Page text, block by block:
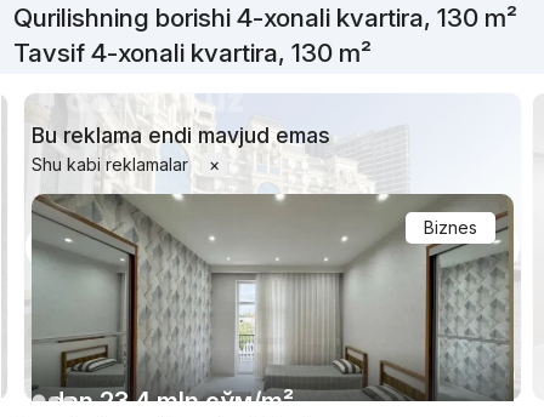
Qurilishning borishi 4-xonali kvartira, 130 m²
Tavsif 4-xonali kvartira, 130 m²
Bu reklama endi mavjud emas
Shu kabi reklamalar ×
Biznes
dan23.4 mln сўм/m²
1/16